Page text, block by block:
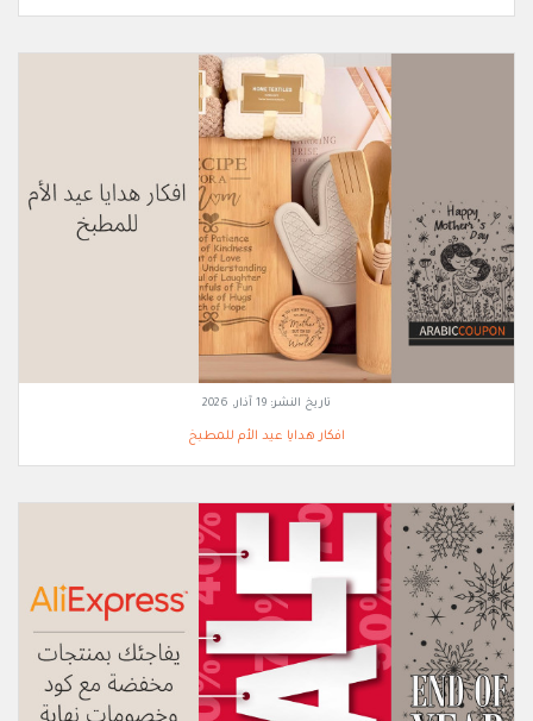
تاريخ النشر: 19 آذار, 2026
افكار هدايا عيد الأم للمطبخ